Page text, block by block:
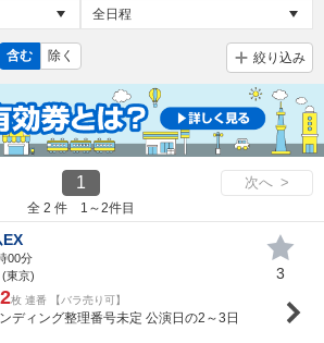
含む 除く 絞り込み
1 次へ >
全 2 件 1～2件目
EX
00分
(東京)
2枚 連番 【バラ売り可】
ディング整理番号未定 公演日の2～3日
3